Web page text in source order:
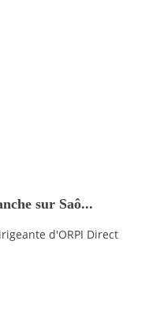
sur Saô...
d'ORPI Direct